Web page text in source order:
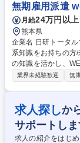
経験歓迎
無期雇用派遣
月給24万円以上
熊本県
企業名 日研トータルソーシング株
系知識をお持ちの方/未経験歓迎/
の知識を活かし、
門研修から開始し
業やインフラ関連
ります。スキルに
は】東京もしくは
からインフラ、マ
たの志向性や特性
業界未経験歓迎 無
求人探しか
サポートしま
求人の紹介をはじ